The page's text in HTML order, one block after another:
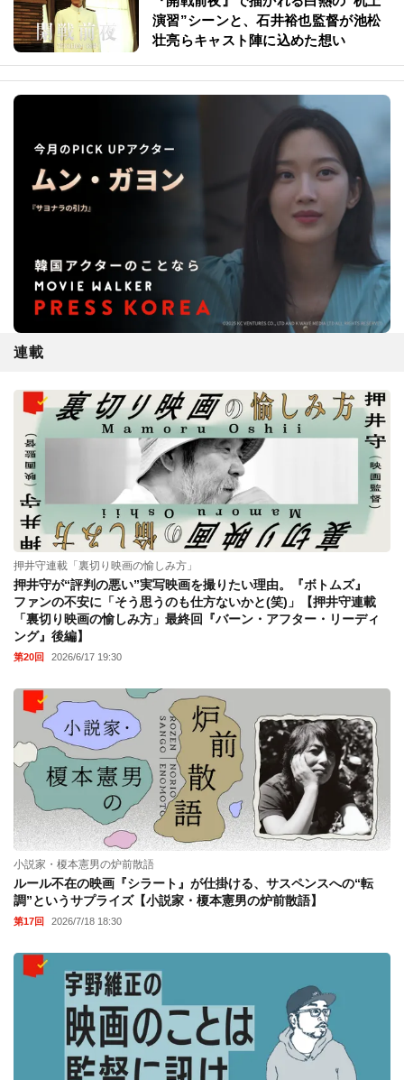
演習”シーンと、石井裕也監督が池松
壮亮らキャスト陣に込めた想い
連載
押井守連載「裏切り映画の愉しみ方」
押井守が“評判の悪い”実写映画を撮りたい理由。『ボトムズ』
ファンの不安に「そう思うのも仕方ないかと(笑)」【押井守連載
「裏切り映画の愉しみ方」最終回『バーン・アフター・リーディ
ング』後編】
第20回 2026/6/17 19:30
小説家・榎本憲男の炉前散語
ルール不在の映画『シラート』が仕掛ける、サスペンスへの“転
調”というサプライズ【小説家・榎本憲男の炉前散語】
第17回 2026/7/18 18:30